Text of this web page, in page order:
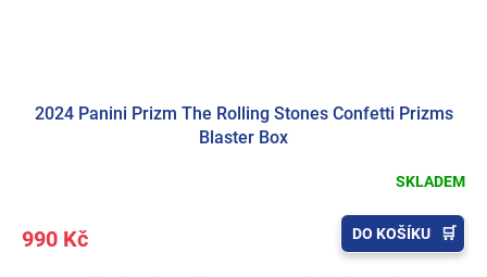
2024 Panini Prizm The Rolling Stones Confetti Prizms
Blaster Box
SKLADEM
990 Kč DO KOŠÍKU